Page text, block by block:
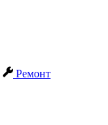
Ремонт